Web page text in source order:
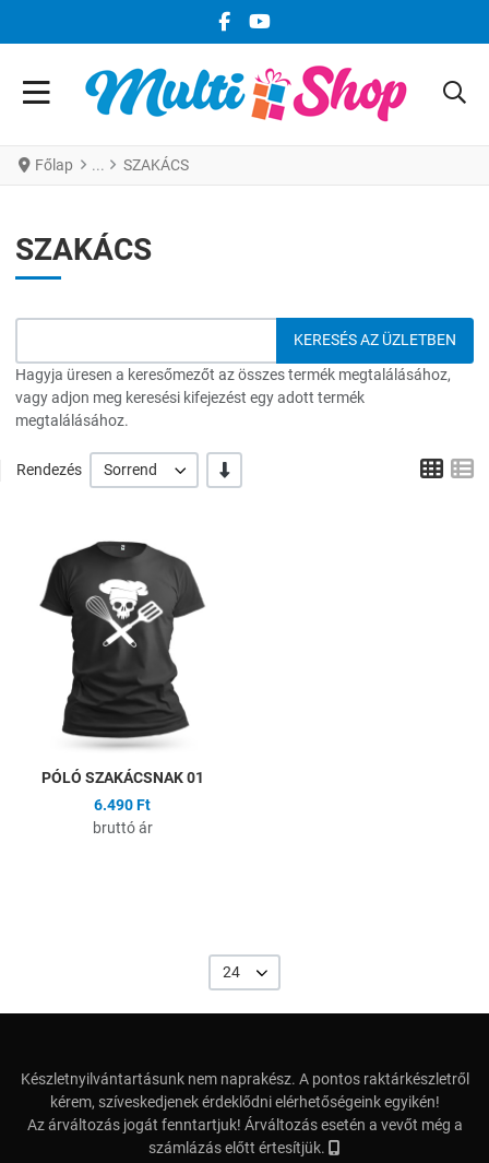
FACEBOOK KÖZÖSSÉGI LINK
YOUTUBE KÖZÖSSÉGI LINK
Főlap SZAKÁCS
SZAKÁCS
Hagyja üresen a keresőmezőt az összes termék megtalálásához,
vagy adjon meg keresési kifejezést egy adott termék
megtalálásához.
Rendezés Sorrend -/+ Grid
PÓLÓ SZAKÁCSNAK 01
6.490 Ft
bruttó ár
24
Készletnyilvántartásunk nem naprakész. A pontos raktárkészletről
kérem, szíveskedjenek érdeklődni elérhetőségeink egyikén!
Az árváltozás jogát fenntartjuk! Árváltozás esetén a vevőt még a
számlázás előtt értesítjük.